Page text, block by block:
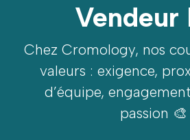
Vendeur
Chez Cromology, nos
valeurs : exigence,
d’équipe,
passion 🎨